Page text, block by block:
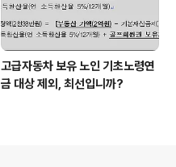
고급자동차 보유 노인 기초노령연
금 대상 제외, 최선입니까?